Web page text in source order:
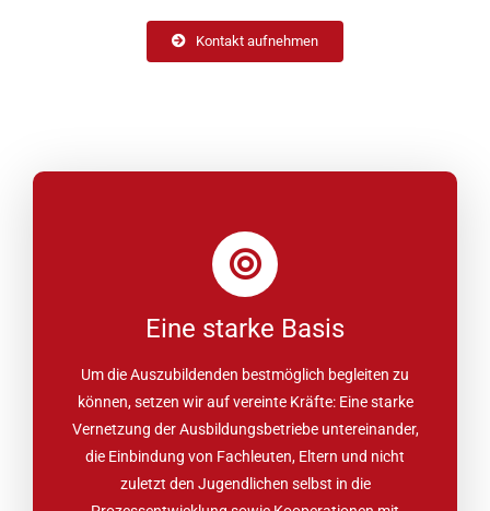
Kontakt aufnehmen
Eine starke Basis
Um die Auszubildenden bestmöglich begleiten zu
können, setzen wir auf vereinte Kräfte: Eine starke
Vernetzung der Ausbildungsbetriebe untereinander,
die Einbindung von Fachleuten, Eltern und nicht
zuletzt den Jugendlichen selbst in die